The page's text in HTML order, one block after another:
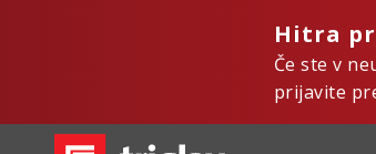
Hitra
Če ste v
prijavite